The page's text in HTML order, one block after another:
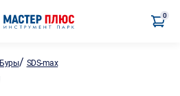
0
Буры/ SDS-max